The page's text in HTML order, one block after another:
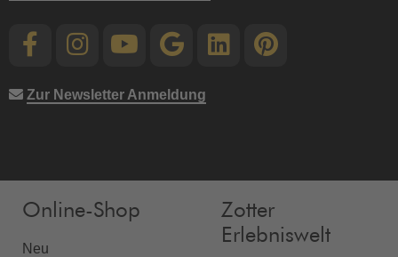
Zur Newsletter Anmeldung
Online-Shop
Neu
Zotter
Erlebniswelt